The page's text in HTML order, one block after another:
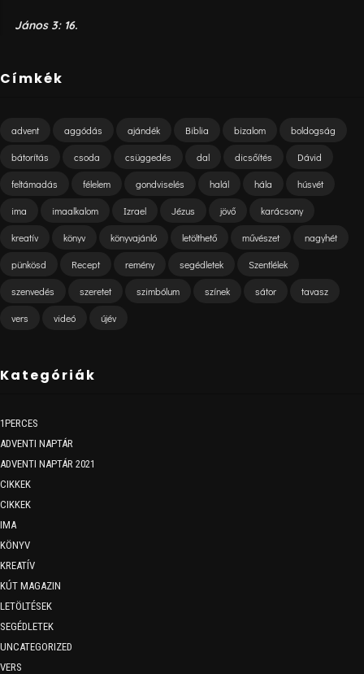
János 3: 16.
Címkék
advent aggódás ajándék Biblia bizalom boldogság
bátorítás csoda csüggedés dal dicsőítés Dávid
feltámadás félelem gondviselés halál hála húsvét
ima imaalkalom Izrael Jézus jövő karácsony
kreatív könyv könyvajánló letölthető művészet nagyhét
pünkösd Recept remény segédletek Szentlélek
szenvedés szeretet szimbólum színek sátor tavasz
vers videó újév
Kategóriák
1PERCES
ADVENTI NAPTÁR
ADVENTI NAPTÁR 2021
CIKKEK
CIKKEK
IMA
KÖNYV
KREATÍV
KÚT MAGAZIN
LETÖLTÉSEK
SEGÉDLETEK
UNCATEGORIZED
VERS